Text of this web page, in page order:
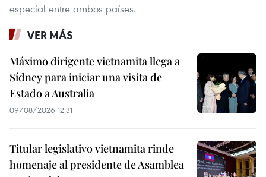
especial entre ambos países.
VER MÁS
Máximo dirigente vietnamita llega a
Sídney para iniciar una visita de
Estado a Australia
09/08/2026 12:31
Titular legislativo vietnamita rinde
homenaje al presidente de Asamblea